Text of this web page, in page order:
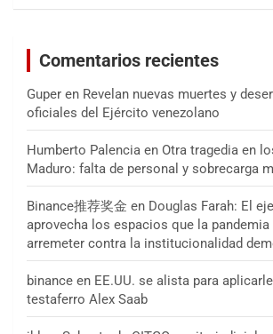
Comentarios recientes
Guper en Revelan nuevas muertes y
oficiales del Ejército venezolano
Humberto Palencia en Otra tragedia en
Maduro: falta de personal y sobrecarga
Binance推荐奖金 en Douglas Farah: El
aprovecha los espacios que la
arremeter contra la institucionalidad
binance en EE.UU. se alista para
testaferro Alex Saab